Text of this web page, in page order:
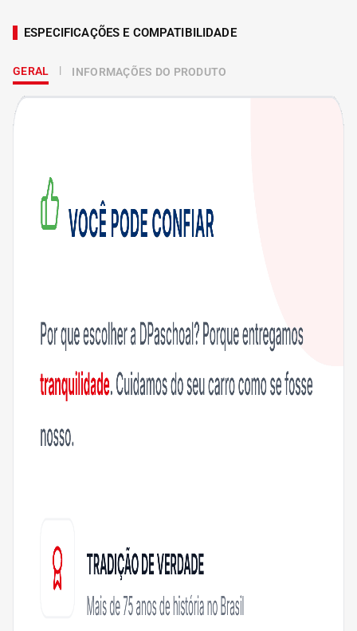
ESPECIFICAÇÕES E COMPATIBILIDADE
GERAL INFORMAÇÕES DO PRODUTO